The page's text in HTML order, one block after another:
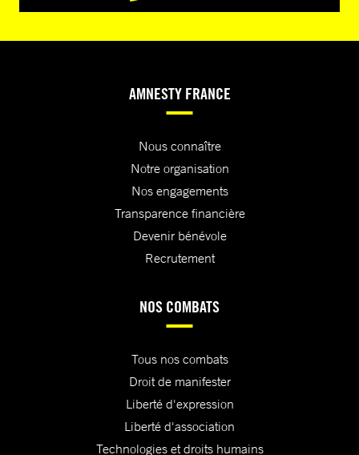
AMNESTY FRANCE
Nous connaître
Notre organisation
Nos engagements
Transparence financière
Devenir bénévole
Recrutement
NOS COMBATS
Tous nos combats
Droit de manifester
Liberté d'expression
Liberté d'association
Technologies et droits humains